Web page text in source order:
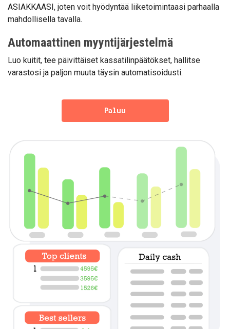
ASIAKKAASI, joten voit hyödyntää liiketoimintaasi parhaalla
mahdollisella tavalla.
Automaattinen myyntijärjestelmä
Luo kuitit, tee päivittäiset kassatilinpäätökset, hallitse
varastosi ja paljon muuta täysin automatisoidusti.
Paluu